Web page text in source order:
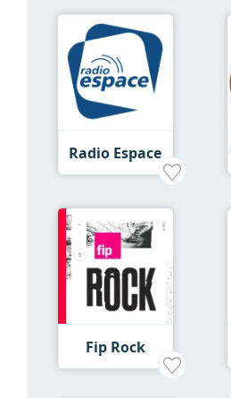
Radio Espace
Fip Rock